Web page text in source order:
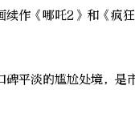
作《哪吒2》和《疯
平淡的尴尬处境，是